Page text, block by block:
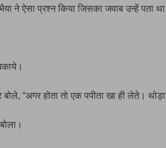
ने ऐसा प्रश्न किया जिसका जवाब उन्हें पता था
“अगर होता तो एक पपीता खा ही लेते।